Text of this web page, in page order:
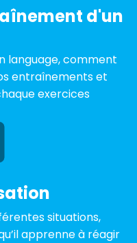
d'un
language, comment
entraînements et
exercices
situations,
apprenne à réagir